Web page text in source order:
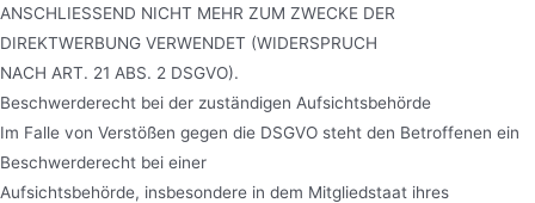
ANSCHLIESSEND NICHT MEHR ZUM ZWECKE DER
DIREKTWERBUNG VERWENDET (WIDERSPRUCH
NACH ART. 21 ABS. 2 DSGVO).
Beschwerderecht bei der zuständigen Aufsichtsbehörde
Im Falle von Verstößen gegen die DSGVO steht den Betroffenen ein
Beschwerderecht bei einer
Aufsichtsbehörde, insbesondere in dem Mitgliedstaat ihres